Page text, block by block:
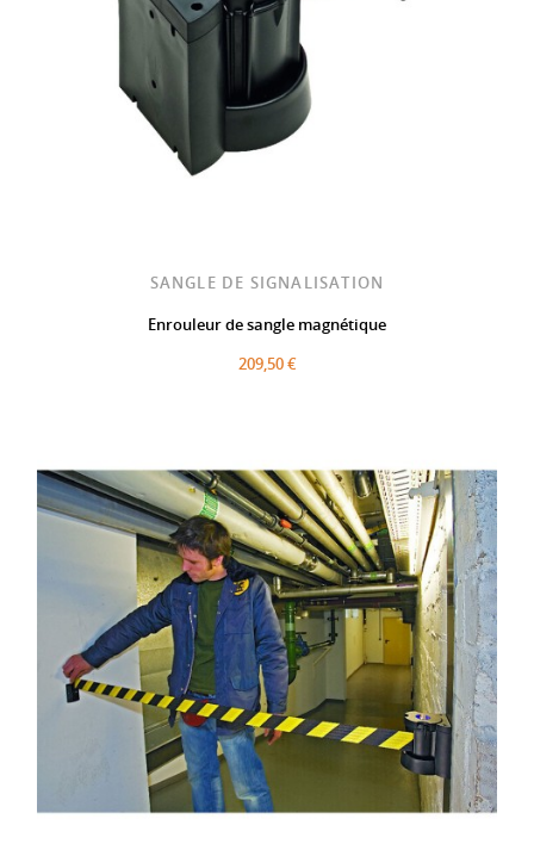
SANGLE DE SIGNALISATION
Enrouleur de sangle magnétique
209,50 €